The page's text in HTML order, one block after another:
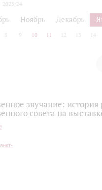
2023/24
Ноябрь Декабрь
8 9 10 11 12 13 14
звучание:
совета на